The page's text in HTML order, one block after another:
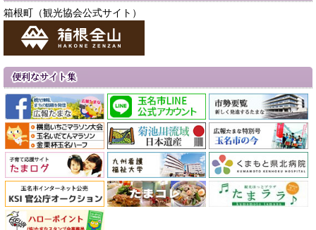
箱根町（観光協会公式サイト）